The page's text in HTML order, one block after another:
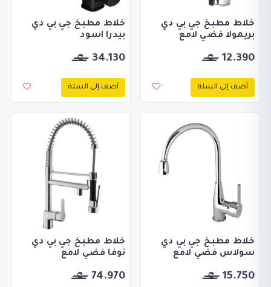
خلاط مطبخ جي بي دي
بريمولا فضي لامع
12.390
أضف إلى السلة
خلاط مطبخ جي بي دي
بيدرا اسود
34.130
أضف إلى السلة
خلاط مطبخ جي بي دي
سولاس فضي لامع
15.750
خلاط مطبخ جي بي دي
نوفا فضي لامع
74.970